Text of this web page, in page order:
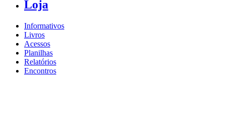
Loja
Informativos
Livros
Acessos
Planilhas
Relatórios
Encontros